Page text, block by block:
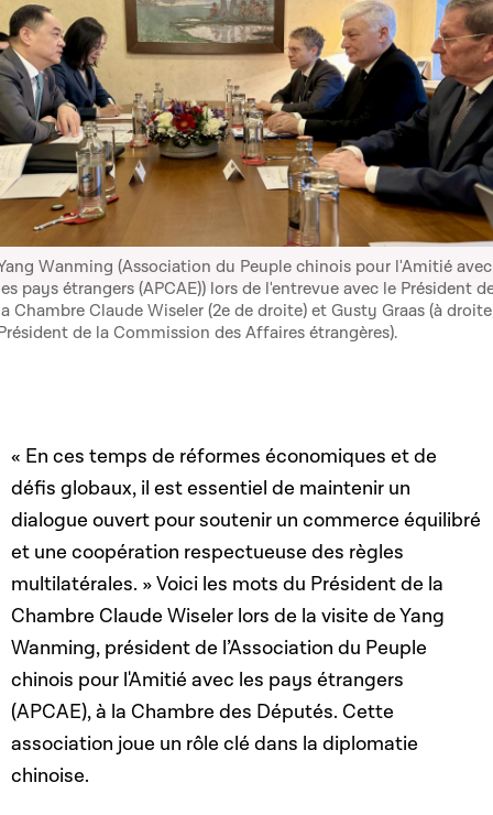
Wanming (Association du Peuple chinois pour l'Amitié avec
pays étrangers (APCAE)) lors de l'entrevue avec le Président
Chambre Claude Wiseler (2e de droite) et Gusty Graas (à
de la Commission des Affaires étrangères).
« En ces temps de réformes économiques et de
défis globaux, il est essentiel de maintenir un
dialogue ouvert pour soutenir un commerce équilibré
et une coopération respectueuse des règles
multilatérales. » Voici les mots du Président de la
Chambre Claude Wiseler lors de la visite de Yang
Wanming, président de l’Association du Peuple
chinois pour l'Amitié avec les pays étrangers
(APCAE), à la Chambre des Députés. Cette
association joue un rôle clé dans la diplomatie
chinoise.